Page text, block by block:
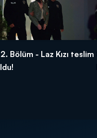
Bölüm - Laz Kızı teslim